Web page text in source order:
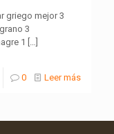
griego mejor 3
3
1 […]
0 Leer más